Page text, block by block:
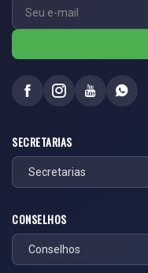
SECRETARIAS
CONSELHOS